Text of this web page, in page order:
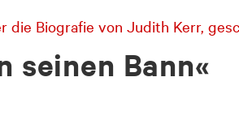
Biografie von Judith Kerr,
seinen Bann«